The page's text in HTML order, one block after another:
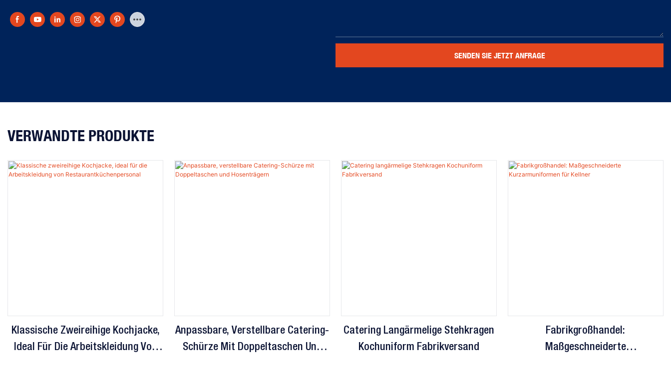
SENDEN SIE JETZT ANFRAGE
VERWANDTE PRODUKTE
Klassische Zweireihige Kochjacke,
Ideal Für Die Arbeitskleidung Von
Anpassbare, Verstellbare Catering-
Schürze Mit Doppeltaschen Und
Catering Langärmelige Stehkragen
Kochuniform Fabrikversand
Fabrikgroßhandel:
Maßgeschneiderte